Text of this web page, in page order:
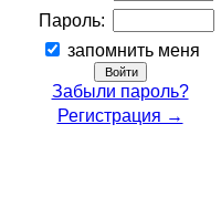
Пароль:
запомнить меня
Забыли пароль?
Регистрация →